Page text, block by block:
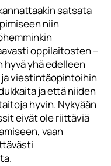
satsata
niin
oppilaitosten –
hyvä yhä edelleen
viestintäopintoihin
ja että niiden
hyvin. Nykyään
eivät ole riittäviä
vaan